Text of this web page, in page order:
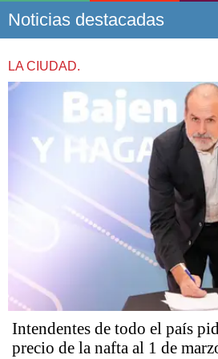
Noticias destacadas
LA CIUDAD.
Intendentes de todo el país
precio de la nafta al 1 de